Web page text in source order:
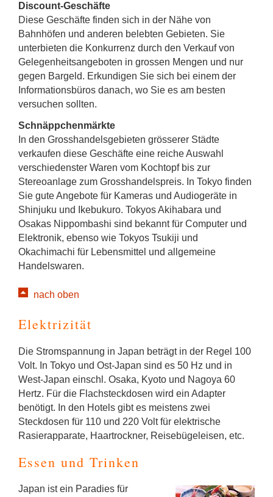
Discount-Geschäfte
Diese Geschäfte finden sich in der Nähe von
Bahnhöfen und anderen belebten Gebieten. Sie
unterbieten die Konkurrenz durch den Verkauf von
Gelegenheitsangeboten in grossen Mengen und nur
gegen Bargeld. Erkundigen Sie sich bei einem der
Informationsbüros danach, wo Sie es am besten
versuchen sollten.
Schnäppchenmärkte
In den Grosshandelsgebieten grösserer Städte
verkaufen diese Geschäfte eine reiche Auswahl
verschiedenster Waren vom Kochtopf bis zur
Stereoanlage zum Grosshandelspreis. In Tokyo finden
Sie gute Angebote für Kameras und Audiogeräte in
Shinjuku und Ikebukuro. Tokyos Akihabara und
Osakas Nippombashi sind bekannt für Computer und
Elektronik, ebenso wie Tokyos Tsukiji und
Okachimachi für Lebensmittel und allgemeine
Handelswaren.
nach oben
Elektrizität
Die Stromspannung in Japan beträgt in der Regel 100
Volt. In Tokyo und Ost-Japan sind es 50 Hz und in
West-Japan einschl. Osaka, Kyoto und Nagoya 60
Hertz. Für die Flachsteckdosen wird ein Adapter
benötigt. In den Hotels gibt es meistens zwei
Steckdosen für 110 und 220 Volt für elektrische
Rasierapparate, Haartrockner, Reisebügeleisen, etc.
Essen und Trinken
Japan ist ein Paradies für